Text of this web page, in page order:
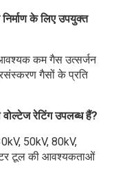
के लिए उपयुक्त
आवश्यक कम गैस उत्सर्जन
गैसों के प्रति
रेटिंग उपलब्ध हैं?
50kV, 80kV,
टूल की आवश्यकताओं